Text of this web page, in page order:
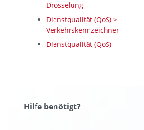
Drosselung
Dienstqualität (QoS) >
Verkehrskennzeichner
Dienstqualität (QoS)
Hilfe benötigt?